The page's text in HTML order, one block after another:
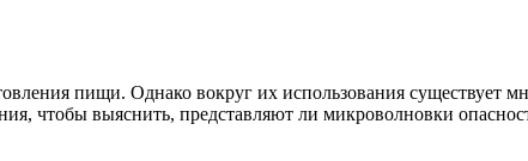
пищи. Однако вокруг их использования существует
чтобы выяснить, представляют ли микроволновки